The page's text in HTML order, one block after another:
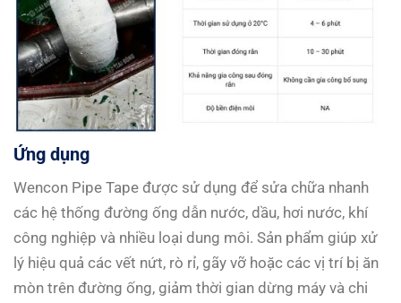
Ứng dụng
Wencon Pipe Tape được sử dụng để sửa chữa nhanh
các hệ thống đường ống dẫn nước, dầu, hơi nước, khí
công nghiệp và nhiều loại dung môi. Sản phẩm giúp xử
lý hiệu quả các vết nứt, rò rỉ, gãy vỡ hoặc các vị trí bị ăn
mòn trên đường ống, giảm thời gian dừng máy và chi